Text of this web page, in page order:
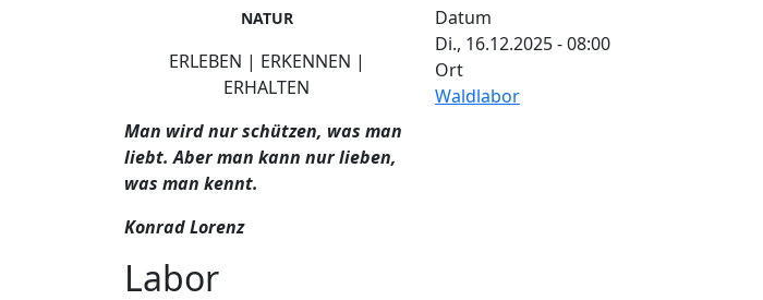
Datum
Di., 16.12.2025 - 08:00
Ort
Waldlabor
NATUR
ERLEBEN | ERKENNEN |
ERHALTEN
Man wird nur schützen, was man
liebt. Aber man kann nur lieben,
was man kennt.
Konrad Lorenz
Labor